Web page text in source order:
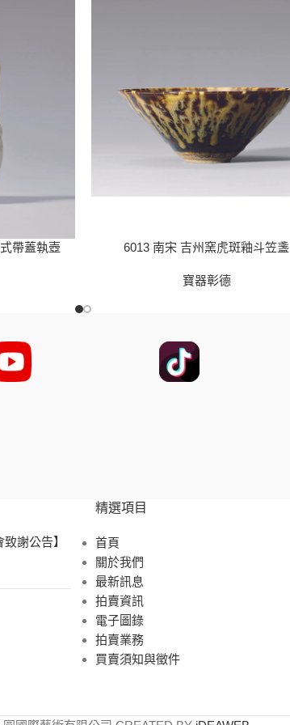
帶蓋執壺 6013 南宋 吉州窯虎斑釉斗笠盞
寶器彰德
謝公告】
精選項目
首頁
關於我們
最新訊息
拍賣資訊
電子圖錄
拍賣業務
買賣須知與徵件